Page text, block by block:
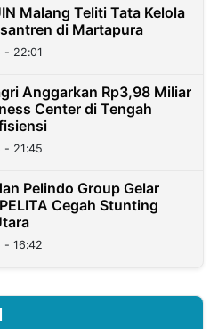
Malang Teliti Tata Kelola
di Martapura
- 22:01
Anggarkan Rp3,98 Miliar
Center di Tengah
- 21:45
Pelindo Group Gelar
Cegah Stunting
- 16:42